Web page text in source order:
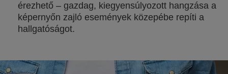
érezhető – gazdag, kiegyensúlyozott hangzása a
képernyőn zajló események közepébe repíti a
hallgatóságot.